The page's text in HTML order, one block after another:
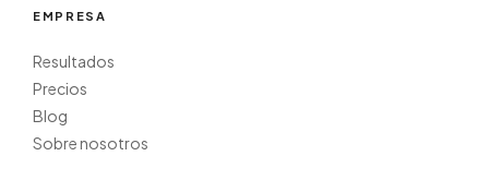
EMPRESA
Resultados
Precios
Blog
Sobre nosotros